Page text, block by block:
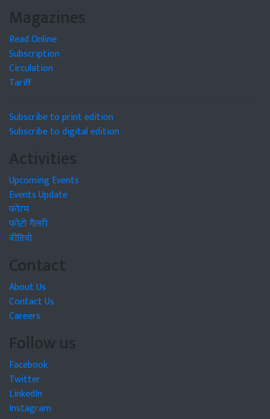
Magazines
Read Online
Subscription
Circulation
Tariff
Subscribe to print edition
Subscribe to digital edition
Activities
Upcoming Events
Events Update
फोरम
फोटो गैलरी
वीडियो
Contact
About Us
Contact Us
Careers
Follow us
Facebook
Twitter
LinkedIn
Instagram